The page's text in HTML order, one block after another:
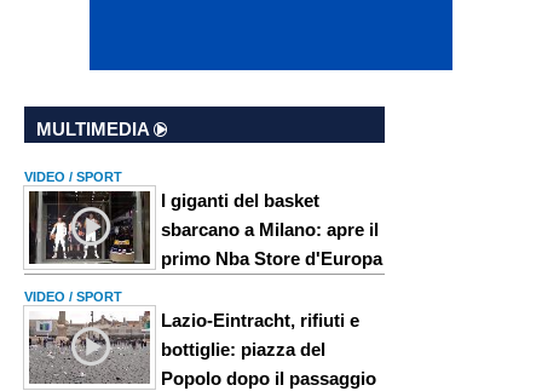
MULTIMEDIA
VIDEO / SPORT
I giganti del basket
sbarcano a Milano: apre il
primo Nba Store d'Europa
VIDEO / SPORT
Lazio-Eintracht, rifiuti e
bottiglie: piazza del
Popolo dopo il passaggio